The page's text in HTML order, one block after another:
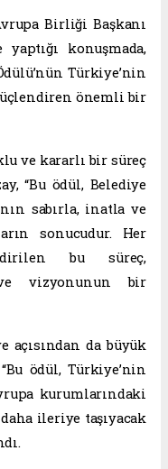
Birliği Başkanı
konuşmada,
Türkiye’nin
önemli bir
ve kararlı bir süreç
“Bu ödül, Belediye
sabırla, inatla ve
sonucudur. Her
bu süreç,
ve vizyonunun bir
açısından da büyük
ödül, Türkiye’nin
kurumlarındaki
ileriye taşıyacak